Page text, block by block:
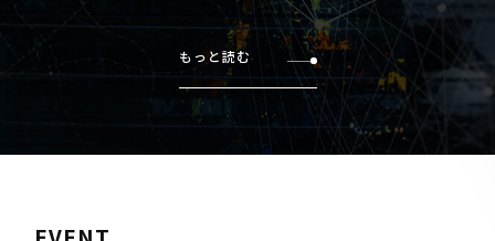
もっと読む